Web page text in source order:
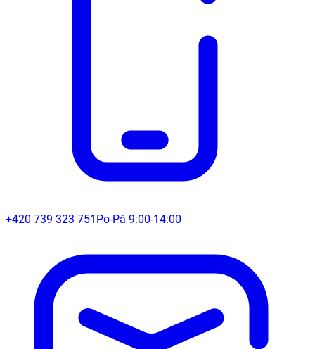
+420 739 323 751 Po-Pá 9:00-14:00